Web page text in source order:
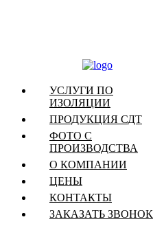
УСЛУГИ ПО
ИЗОЛЯЦИИ
ПРОДУКЦИЯ СДТ
ФОТО С
ПРОИЗВОДСТВА
О КОМПАНИИ
ЦЕНЫ
КОНТАКТЫ
ЗАКАЗАТЬ ЗВОНОК
Изоляция
ППУ ПЭ